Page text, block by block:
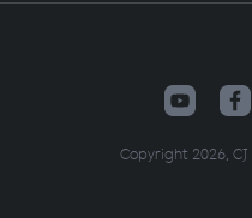
Copyright 2026.